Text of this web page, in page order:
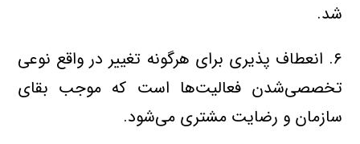
شد.
۶. انعطاف پذیری برای هرگونه تغییر در واقع نوعی
تخصصی‌شدن فعالیت‌ها است که موجب بقای
سازمان و رضایت مشتری می‌شود.